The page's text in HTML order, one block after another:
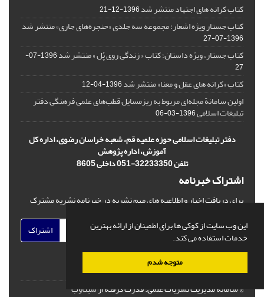
این وب سایت از کوکی ها برای اطمینان از ارائه بهترین
خدمات استفاده می کند.
متوجه شدم
کتاب کرانه های اجتهاد منتشر شد1396-12-21
کتاب جستار ویژه اشعار؛ مجموعه سه جلدی «حنجره‌های جاری» منتشر شد
1396-07-27
کتاب جستار، ویژه داستان؛ کتاب « زندگی روی پُل » منتشر شد
1396-07-
27
کتاب «کرانه های عقل و معنا» منتشر شد1396-04-12
اولین سامانة مجله‌ای مربوط به ریزمسایل‌ قطب‌های علمی فرهنگی دفتر
تبلیغات اسلامی1396-03-06
دفتر تبلیغات اسلامی حوزه علمیه قم، شعبه خراسان رضوی، اداره کل
آموزش، اداره پژوهش
تلفن 32233350-051 داخلی 8605
اشتراک خبرنامه
برای دریافت اخبار و اطلاعیه های مهم نشریه در خبرنامه نشریه مشترک
اشتراک
© سامانه مدیریت نشریات علمی.قدرت گرفته ازسیناوب